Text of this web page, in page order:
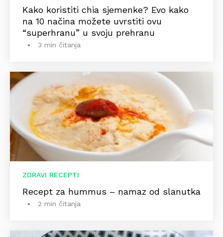
Kako koristiti chia sjemenke? Evo kako
na 10 načina možete uvrstiti ovu
“superhranu” u svoju prehranu
3 min čitanja
ZDRAVI RECEPTI
Recept za hummus – namaz od slanutka
2 min čitanja